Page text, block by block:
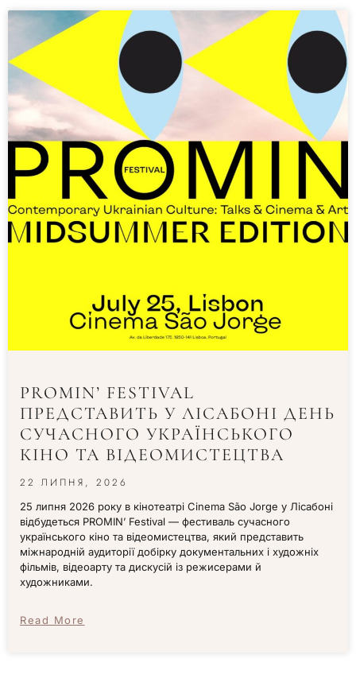
PROMIN’ FESTIVAL
ПРЕДСТАВИТЬ У ЛІСАБОНІ ДЕНЬ
СУЧАСНОГО УКРАЇНСЬКОГО
КІНО ТА ВІДЕОМИСТЕЦТВА
22 ЛИПНЯ, 2026
25 липня 2026 року в кінотеатрі Cinema São Jorge у Лісабоні
відбудеться PROMIN’ Festival — фестиваль сучасного
українського кіно та відеомистецтва, який представить
міжнародній аудиторії добірку документальних і художніх
фільмів, відеоарту та дискусій із режисерами й
художниками.
Read More